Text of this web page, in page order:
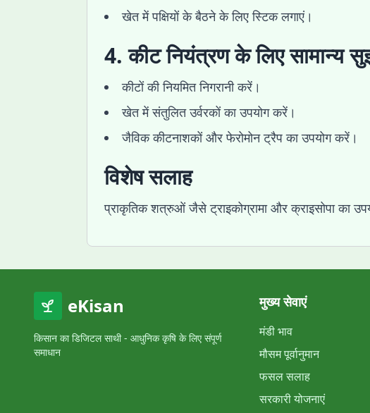
खेत में पक्षियों के बैठने के लिए स्टिक लगाएं।
4. कीट नियंत्रण के लिए सामान्य
कीटों की नियमित निगरानी करें।
खेत में संतुलित उर्वरकों का उपयोग करें।
जैविक कीटनाशकों और फेरोमोन ट्रैप का उपयोग करें।
विशेष सलाह
प्राकृतिक शत्रुओं जैसे ट्राइकोग्रामा और क्राइसोपा का
eKisan
किसान का डिजिटल साथी - आधुनिक कृषि के लिए संपूर्ण
समाधान
मुख्य सेवाएं
मंडी भाव
मौसम पूर्वानुमान
फसल सलाह
सरकारी योजनाएं